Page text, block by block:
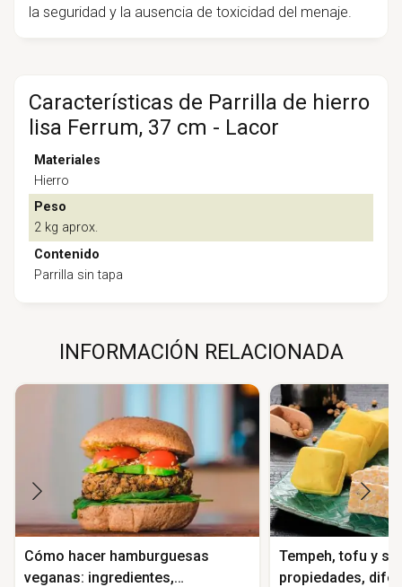
la seguridad y la ausencia de toxicidad del menaje.
Características de Parrilla de hierro
lisa Ferrum, 37 cm - Lacor
Materiales
Hierro
Peso
2 kg aprox.
Contenido
Parrilla sin tapa
INFORMACIÓN RELACIONADA
Cómo hacer hamburguesas
veganas: ingredientes,
Tempeh, tofu y
propiedades,